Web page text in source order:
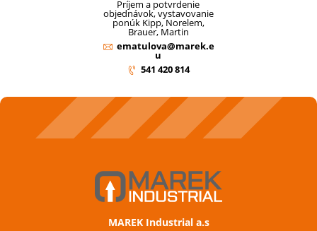
Príjem a potvrdenie
objednávok, vystavovanie
ponúk Kipp, Norelem,
Brauer, Martin
ematulova@marek.e
u
541 420 814
MAREK Industrial a.s